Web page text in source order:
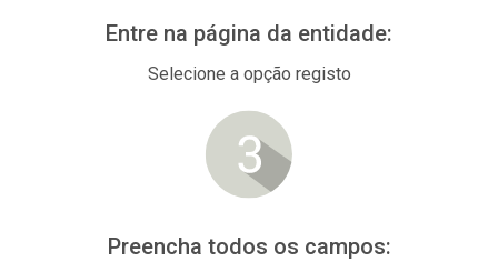
Entre na página da entidade:
Selecione a opção registo
Preencha todos os campos: